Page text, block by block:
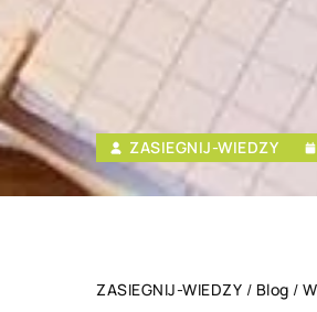
ZASIEGNIJ-WIEDZY
ZASIEGNIJ-WIEDZY / Blog /